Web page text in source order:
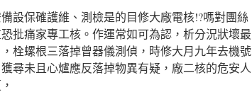
設保確護維、測檢是的目修大廠電核!?嗎對團絲
批痛家專工核。作運常如可為認，析分況狀壞最
栓螺根三落掉曾器儀測偵，時修大月九年去機號
尋未且心爐應反落掉物異有疑，廠二核的危安人